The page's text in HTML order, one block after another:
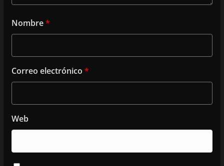
Nombre*
Correo electrónico *
Web